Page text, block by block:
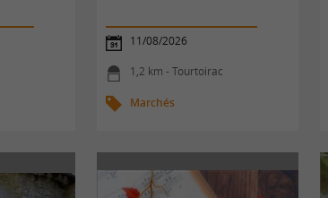
11/08/2026
1,2 km - Tourtoirac
Marchés